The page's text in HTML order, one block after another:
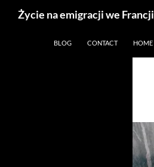
Życie na emigracji we Francji
BLOG CONTACT HOME